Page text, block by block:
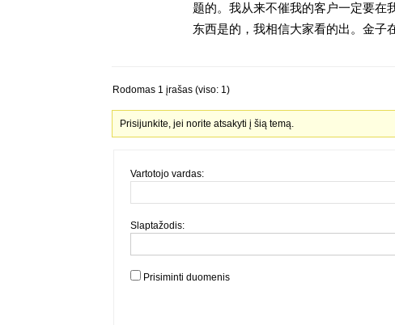
题的。我从来不催我的客户一定要在
东西是的，我相信大家看的出。金子
Rodomas 1 įrašas (viso: 1)
Prisijunkite, jei norite atsakyti į šią temą.
Vartotojo vardas:
Slaptažodis:
Prisiminti duomenis